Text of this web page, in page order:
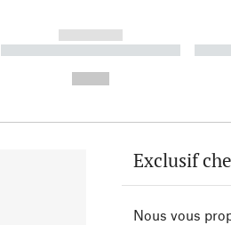
------------
----------- ----------- ----------
Exclusif
Nous vous